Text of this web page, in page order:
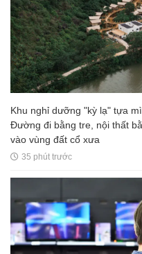
Khu nghỉ dưỡng "kỳ lạ" tựa
Đường đi bằng tre, nội thất
vào vùng đất cổ xưa
35 phút trước